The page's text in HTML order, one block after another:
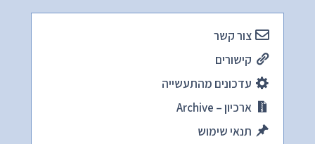
צור קשר
קישורים
עדכונים מהתעשייה
ארכיון – Archive
תנאי שימוש